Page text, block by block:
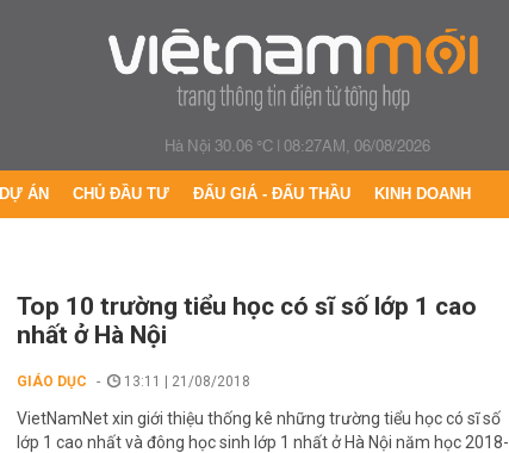
Hà Nội 30.06 °C|08:27AM, 06/08/2026
DỰ ÁN CHỦ ĐẦU TƯ ĐẤU GIÁ - ĐẤU THẦU KINH DOANH
Top 10 trường tiểu học có sĩ số lớp 1 cao
nhất ở Hà Nội
GIÁO DỤC 13:11 | 21/08/2018
VietNamNet xin giới thiệu thống kê những trường tiểu học có sĩ số
lớp 1 cao nhất và đông học sinh lớp 1 nhất ở Hà Nội năm học 2018-